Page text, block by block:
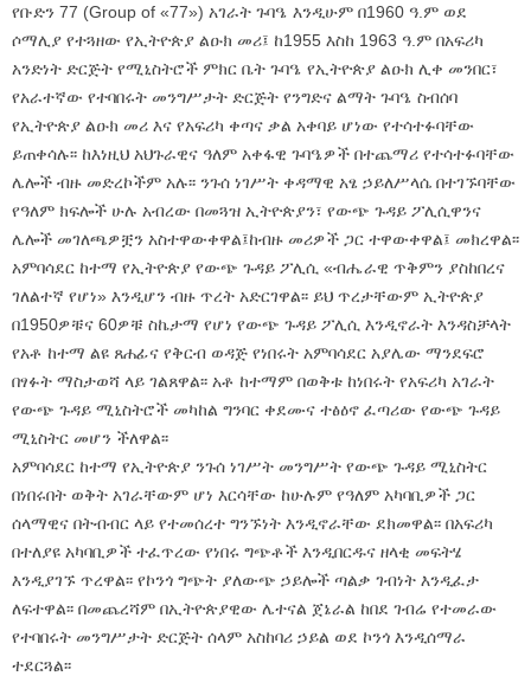
የቡድን 77 (Group of «77») አገራት ጉባዔ እንዲሁም በ1960 ዓ.ም ወደ
ሶማሊያ የተጓዘው የኢትዮጵያ ልዑክ መሪ፤ ከ1955 እስከ 1963 ዓ.ም በአፍሪካ
አንድነት ድርጅት የሚኒስትሮች ምክር ቤት ጉባዔ የኢትዮጵያ ልዑክ ሊቀ መንበር፣
የአራተኛው የተባበሩት መንግሥታት ድርጅት የንግድና ልማት ጉባዔ ስብሰባ
የኢትዮጵያ ልዑክ መሪ እና የአፍሪካ ቀጣና ቃል አቀባይ ሆነው የተሳተፉባቸው
ይጠቀሳሉ፡፡ ከእነዚህ አህጉራዊና ዓለም አቀፋዊ ጉባዔዎች በተጨማሪ የተሳተፉባቸው
ሌሎች ብዙ መድረኮችም አሉ፡፡ ንጉሰ ነገሥት ቀዳማዊ አፄ ኃይለሥላሴ በተገኙባቸው
የዓለም ክፍሎች ሁሉ አብረው በመጓዝ ኢትዮጵያን፣ የውጭ ጉዳይ ፖሊሲዋንና
ሌሎች መገለጫዎቿን አስተዋውቀዋል፤ከብዙ መሪዎች ጋር ተዋውቀዋል፤ መክረዋል፡፡
አምባሳደር ከተማ የኢትዮጵያ የውጭ ጉዳይ ፖሊሲ «ብሔራዊ ጥቅምን ያስከበረና
ገለልተኛ የሆነ» እንዲሆን ብዙ ጥረት አድርገዋል፡፡ ይህ ጥረታቸውም ኢትዮጵያ
በ1950ዎቹና 60ዎቹ ስኬታማ የሆነ የውጭ ጉዳይ ፖሊሲ እንዲኖራት እንዳስቻላት
የአቶ ከተማ ልዩ ጸሐፊና የቅርብ ወዳጅ የነበሩት አምባሳደር አያሌው ማንደፍሮ
በፃፉት ማስታወሻ ላይ ገልጸዋል፡፡ አቶ ከተማም በወቅቱ ከነበሩት የአፍሪካ አገራት
የውጭ ጉዳይ ሚኒስትሮች መካከል ግንባር ቀደሙና ተፅዕኖ ፈጣሪው የውጭ ጉዳይ
ሚኒስትር መሆን ችለዋል፡፡
አምባሳደር ከተማ የኢትዮጵያ ንጉሰ ነገሥት መንግሥት የውጭ ጉዳይ ሚኒስትር
በነበሩበት ወቅት አገራቸውም ሆነ እርሳቸው ከሁሉም የዓለም አካባቢዎች ጋር
ሰላማዊና በትብብር ላይ የተመሰረተ ግንኙነት እንዲኖራቸው ደክመዋል፡፡ በአፍሪካ
በተለያዩ አካባቢዎች ተፈጥረው የነበሩ ግጭቶች እንዲበርዱና ዘላቂ መፍትሄ
እንዲያገኙ ጥረዋል፡፡ የኮንጎ ግጭት ያለውጭ ኃይሎች ጣልቃ ገብነት እንዲፈታ
ለፍተዋል፡፡ በመጨረሻም በኢትዮጵያዊው ሌተናል ጀኔራል ከበደ ገብሬ የተመራው
የተባበሩት መንግሥታት ድርጅት ሰላም አስከባሪ ኃይል ወደ ኮንጎ እንዲሰማራ
ተደርጓል፡፡